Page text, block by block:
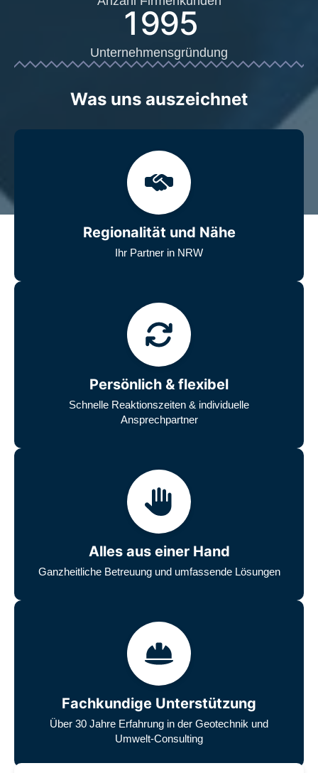
1995
Unternehmensgründung
Was uns auszeichnet
Regionalität und Nähe
Ihr Partner in NRW
Persönlich & flexibel
Schnelle Reaktionszeiten & individuelle
Ansprechpartner
Alles aus einer Hand
Ganzheitliche Betreuung und umfassende Lösungen
Fachkundige Unterstützung
Über 30 Jahre Erfahrung in der Geotechnik und
Umwelt-Consulting